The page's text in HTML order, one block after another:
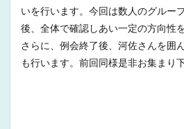
いを行います。今回は数人のグルー
後、全体で確認しあい一定の方向性
さらに、例会終了後、河佐さんを囲
も行います。前回同様是非お集まり下